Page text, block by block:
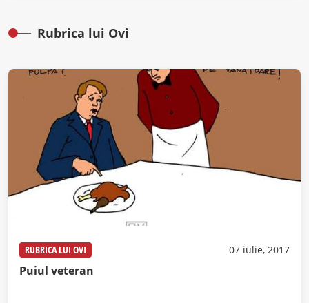
Rubrica lui Ovi
RUBRICA LUI OVI 07 iulie, 2017
Puiul veteran